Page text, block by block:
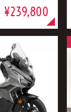
¥239,800